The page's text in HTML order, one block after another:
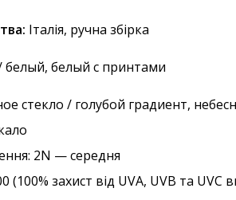
Італія, ручна збірка
белый, белый с принтами
стекло / голубой градиент,
: 2N — середня
(100% захист від UVA, UVB та